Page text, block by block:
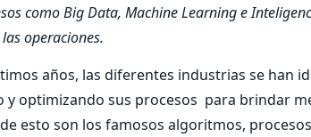
como Big Data, Machine Learning e
operaciones.
años, las diferentes industrias se han
y optimizando sus procesos para brindar
esto son los famosos algoritmos,